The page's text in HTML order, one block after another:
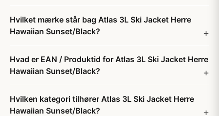
Hvilket mærke står bag Atlas 3L Ski Jacket Herre
Hawaiian Sunset/Black?
Hvad er EAN / Produktid for Atlas 3L Ski Jacket Herre
Hawaiian Sunset/Black?
Hvilken kategori tilhører Atlas 3L Ski Jacket Herre
Hawaiian Sunset/Black?